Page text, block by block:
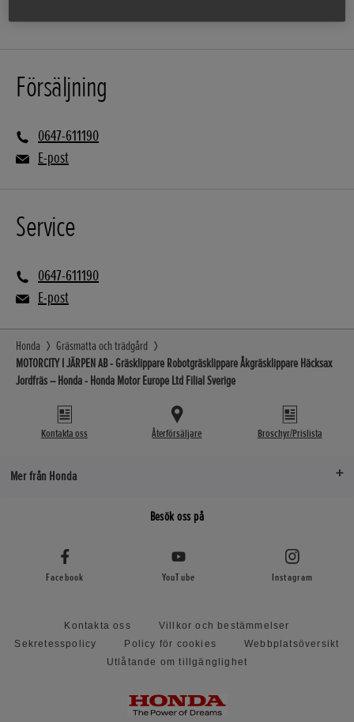
Försäljning
0647-611190
E-post
Service
0647-611190
E-post
Honda
Gräsmatta och trädgård
MOTORCITY I JÄRPEN AB - Gräsklippare Robotgräsklippare Åkgräsklippare Häcksax
Jordfräs – Honda - Honda Motor Europe Ltd Filial Sverige
Kontakta oss Återförsäljare Broschyr/Prislista
Mer från Honda
Besök oss på
Facebook YouTube Instagram
Kontakta oss
Villkor och bestämmelser
Sekretesspolicy
Policy för cookies
Webbplatsöversikt
Utlåtande om tillgänglighet